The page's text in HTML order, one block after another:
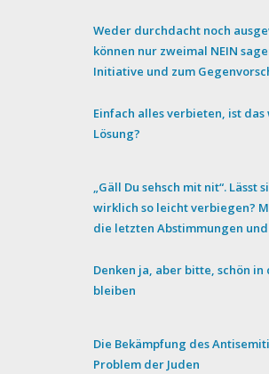
Weder durchdacht noch
können nur zweimal NEIN
Initiative und zum
Einfach alles verbieten, ist
Lösung?
„Gäll Du sehsch mit nit“. Lässt
wirklich so leicht verbiegen?
die letzten Abstimmungen
Denken ja, aber bitte, schön in
bleiben
Die Bekämpfung des
Problem der Juden